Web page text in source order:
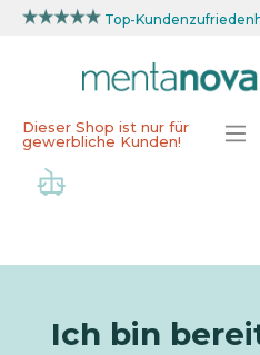
Top-
Dieser Shop ist nur für
gewerbliche Kunden!
Ich bin